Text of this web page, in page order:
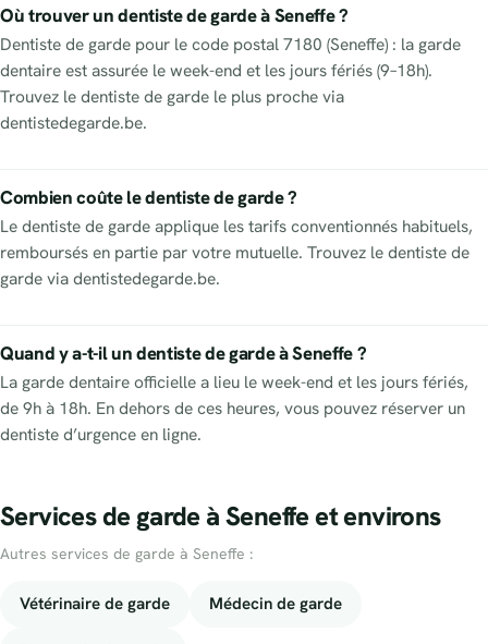
Où trouver un dentiste de garde à Seneffe ?
Dentiste de garde pour le code postal 7180 (Seneffe) : la garde
dentaire est assurée le week-end et les jours fériés (9–18h).
Trouvez le dentiste de garde le plus proche via
dentistedegarde.be.
Combien coûte le dentiste de garde ?
Le dentiste de garde applique les tarifs conventionnés habituels,
remboursés en partie par votre mutuelle. Trouvez le dentiste de
garde via dentistedegarde.be.
Quand y a-t-il un dentiste de garde à Seneffe ?
La garde dentaire officielle a lieu le week-end et les jours fériés,
de 9h à 18h. En dehors de ces heures, vous pouvez réserver un
dentiste d’urgence en ligne.
Services de garde à Seneffe et environs
Autres services de garde à Seneffe :
Vétérinaire de garde Médecin de garde